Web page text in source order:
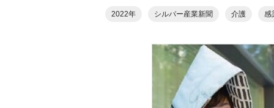
2022年 シルバー産業新聞 介護 感